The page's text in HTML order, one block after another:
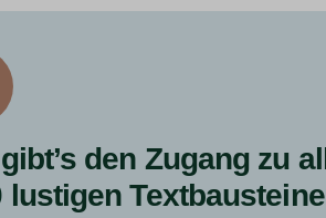
den Zugang zu
lustigen